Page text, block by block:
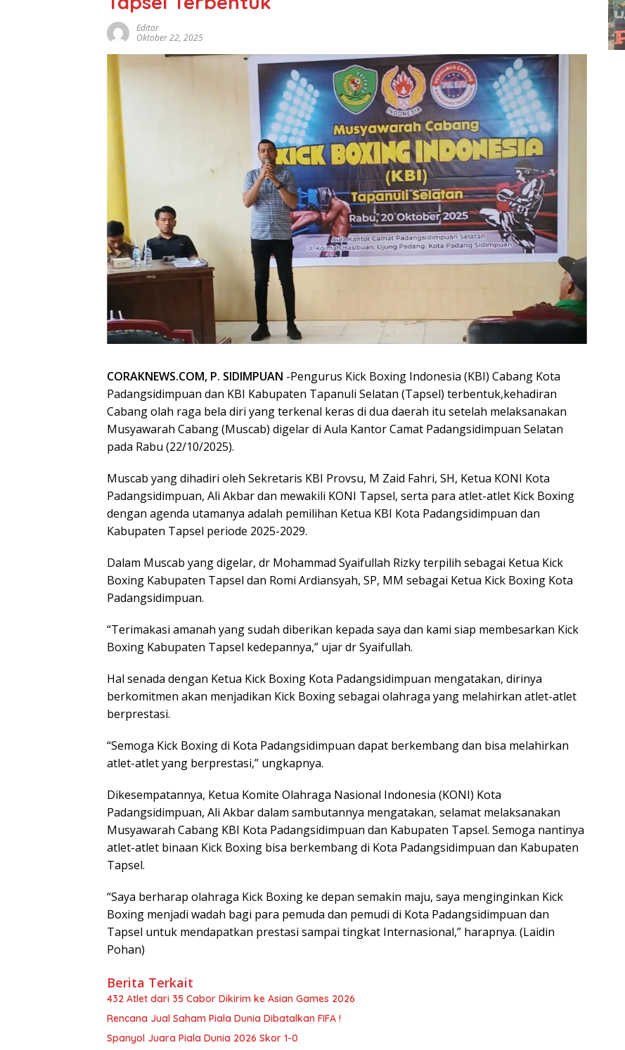
Editor
Oktober 22, 2025
CORAKNEWS.COM, P. SIDIMPUAN -Pengurus Kick Boxing Indonesia (KBI) Cabang Kota
Padangsidimpuan dan KBI Kabupaten Tapanuli Selatan (Tapsel) terbentuk,kehadiran
Cabang olah raga bela diri yang terkenal keras di dua daerah itu setelah melaksanakan
Musyawarah Cabang (Muscab) digelar di Aula Kantor Camat Padangsidimpuan Selatan
pada Rabu (22/10/2025).
Muscab yang dihadiri oleh Sekretaris KBI Provsu, M Zaid Fahri, SH, Ketua KONI Kota
Padangsidimpuan, Ali Akbar dan mewakili KONI Tapsel, serta para atlet-atlet Kick Boxing
dengan agenda utamanya adalah pemilihan Ketua KBI Kota Padangsidimpuan dan
Kabupaten Tapsel periode 2025-2029.
Dalam Muscab yang digelar, dr Mohammad Syaifullah Rizky terpilih sebagai Ketua Kick
Boxing Kabupaten Tapsel dan Romi Ardiansyah, SP, MM sebagai Ketua Kick Boxing Kota
Padangsidimpuan.
“Terimakasi amanah yang sudah diberikan kepada saya dan kami siap membesarkan Kick
Boxing Kabupaten Tapsel kedepannya,” ujar dr Syaifullah.
Hal senada dengan Ketua Kick Boxing Kota Padangsidimpuan mengatakan, dirinya
berkomitmen akan menjadikan Kick Boxing sebagai olahraga yang melahirkan atlet-atlet
berprestasi.
“Semoga Kick Boxing di Kota Padangsidimpuan dapat berkembang dan bisa melahirkan
atlet-atlet yang berprestasi,” ungkapnya.
Dikesempatannya, Ketua Komite Olahraga Nasional Indonesia (KONI) Kota
Padangsidimpuan, Ali Akbar dalam sambutannya mengatakan, selamat melaksanakan
Musyawarah Cabang KBI Kota Padangsidimpuan dan Kabupaten Tapsel. Semoga nantinya
atlet-atlet binaan Kick Boxing bisa berkembang di Kota Padangsidimpuan dan Kabupaten
Tapsel.
“Saya berharap olahraga Kick Boxing ke depan semakin maju, saya menginginkan Kick
Boxing menjadi wadah bagi para pemuda dan pemudi di Kota Padangsidimpuan dan
Tapsel untuk mendapatkan prestasi sampai tingkat Internasional,” harapnya. (Laidin
Pohan)
Berita Terkait
432 Atlet dari 35 Cabor Dikirim ke Asian Games 2026
Rencana Jual Saham Piala Dunia Dibatalkan FIFA !
Spanyol Juara Piala Dunia 2026 Skor 1-0